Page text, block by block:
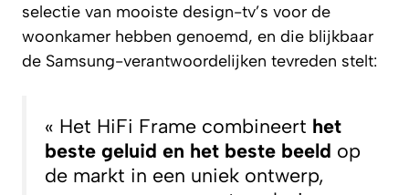
selectie van mooiste design-tv’s voor de
woonkamer hebben genoemd, en die blijkbaar
de Samsung-verantwoordelijken tevreden stelt:
« Het HiFi Frame combineert het
beste geluid en het beste beeld op
de markt in een uniek ontwerp,